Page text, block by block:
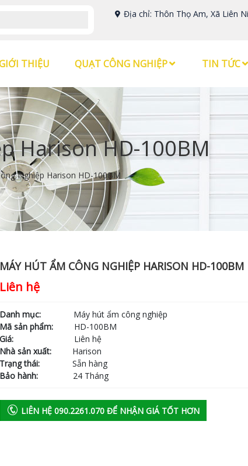
Địa chỉ: Thôn Thọ Am, Xã Liên
THIỆU QUẠT CÔNG NGHIỆP TIN TỨC
Harison HD-100BM
Nghiệp Harison HD-100BM
MÁY HÚT ẨM CÔNG NGHIỆP HARISON HD-100BM
Liên hệ
Danh mục: Máy hút ẩm công nghiệp
Mã sản phẩm: HD-100BM
Giá:
Liên hệ
Nhà sản xuất: Harison
Trạng thái: Sẵn hàng
Bảo hành: 24 Tháng
LIÊN HỆ 090.2261.070 ĐỂ NHẬN GIÁ TỐT HƠN